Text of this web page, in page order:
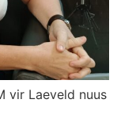
vir Laeveld nuus